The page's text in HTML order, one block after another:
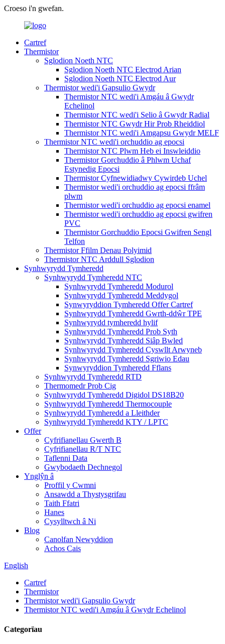
Croeso i'n gwefan.
Cartref
Thermistor
Sglodion Noeth NTC
Sglodion Noeth NTC Electrod Arian
Sglodion Noeth NTC Electrod Aur
Thermistor wedi'i Gapsulio Gwydr
Thermistor NTC wedi'i Amgáu â Gwydr
Echelinol
Thermistor NTC wedi'i Selio â Gwydr Radial
Thermistor NTC Gwydr Hir Prob Rheiddiol
Thermistor NTC wedi'i Amgapsu Gwydr MELF
Thermistor NTC wedi'i orchuddio ag epocsi
Thermistor NTC Plwm Heb ei Inswleiddio
Thermistor Gorchuddio â Phlwm Uchaf
Estynedig Epocsi
Thermistor Cyfnewidiadwy Cywirdeb Uchel
Thermistor wedi'i orchuddio ag epocsi ffrâm
plwm
Thermistor wedi'i orchuddio ag epocsi enamel
Thermistor wedi'i orchuddio ag epocsi gwifren
PVC
Thermistor Gorchuddio Epocsi Gwifren Sengl
Telfon
Thermistor Ffilm Denau Polyimid
Thermistor NTC Arddull Sglodion
Synhwyrydd Tymheredd
Synhwyrydd Tymheredd NTC
Synhwyrydd Tymheredd Modurol
Synhwyrydd Tymheredd Meddygol
Synwyryddion Tymheredd Offer Cartref
Synhwyrydd Tymheredd Gwrth-ddŵr TPE
Synhwyrydd tymheredd hylif
Synhwyrydd Tymheredd Prob Syth
Synhwyrydd Tymheredd Siâp Bwled
Synhwyrydd Tymheredd Cyswllt Arwyneb
Synhwyrydd Tymheredd Sgriwio Edau
Synwyryddion Tymheredd Fflans
Synhwyrydd Tymheredd RTD
Thermomedr Prob Cig
Synhwyrydd Tymheredd Digidol DS18B20
Synhwyrydd Tymheredd Thermocouple
Synhwyrydd Tymheredd a Lleithder
Synhwyrydd Tymheredd KTY / LPTC
Offer
Cyfrifianellau Gwerth B
Cyfrifianellau R/T NTC
Taflenni Data
Gwybodaeth Dechnegol
Ynglŷn â
Proffil y Cwmni
Ansawdd a Thystysgrifau
Taith Ffatri
Hanes
Cysylltwch â Ni
Blog
Canolfan Newyddion
Achos Cais
English
Cartref
Thermistor
Thermistor wedi'i Gapsulio Gwydr
Thermistor NTC wedi'i Amgáu â Gwydr Echelinol
Categorïau